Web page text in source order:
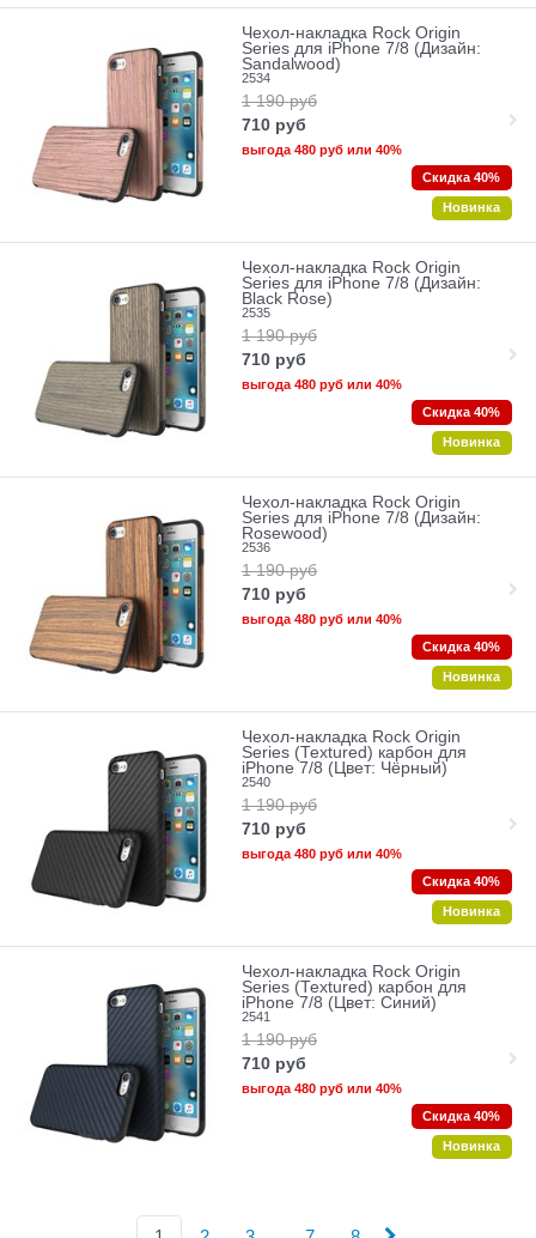
Чехол-накладка Rock Origin
Series для iPhone 7/8 (Дизайн:
Sandalwood)
2534
1 190 руб
710 руб
выгода480 рубили 40%
Скидка 40%
Новинка
Чехол-накладка Rock Origin
Series для iPhone 7/8 (Дизайн:
Black Rose)
2535
1 190 руб
710 руб
выгода480 рубили 40%
Скидка 40%
Новинка
Чехол-накладка Rock Origin
Series для iPhone 7/8 (Дизайн:
Rosewood)
2536
1 190 руб
710 руб
выгода480 рубили 40%
Скидка 40%
Новинка
Чехол-накладка Rock Origin
Series (Textured) карбон для
iPhone 7/8 (Цвет: Чёрный)
2540
1 190 руб
710 руб
выгода480 рубили 40%
Скидка 40%
Новинка
Чехол-накладка Rock Origin
Series (Textured) карбон для
iPhone 7/8 (Цвет: Синий)
2541
1 190 руб
710 руб
выгода480 рубили 40%
Скидка 40%
Новинка